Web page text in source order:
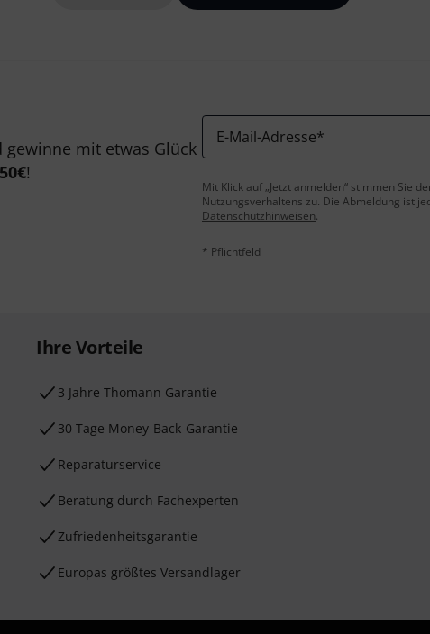
mit etwas Glück
50€!
E-Mail-Adresse*
Mit Klick auf „Jetzt anmelden“ stimmen Sie
Nutzungsverhaltens zu. Die Abmeldung ist
Datenschutzhinweisen.
* Pflichtfeld
Ihre Vorteile
3 Jahre Thomann Garantie
30 Tage Money-Back-Garantie
Reparaturservice
Beratung durch Fachexperten
Zufriedenheitsgarantie
Europas größtes Versandlager